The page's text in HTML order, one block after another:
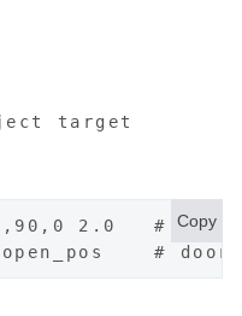
target
2.0   # door_01
# doorタグ
Copy